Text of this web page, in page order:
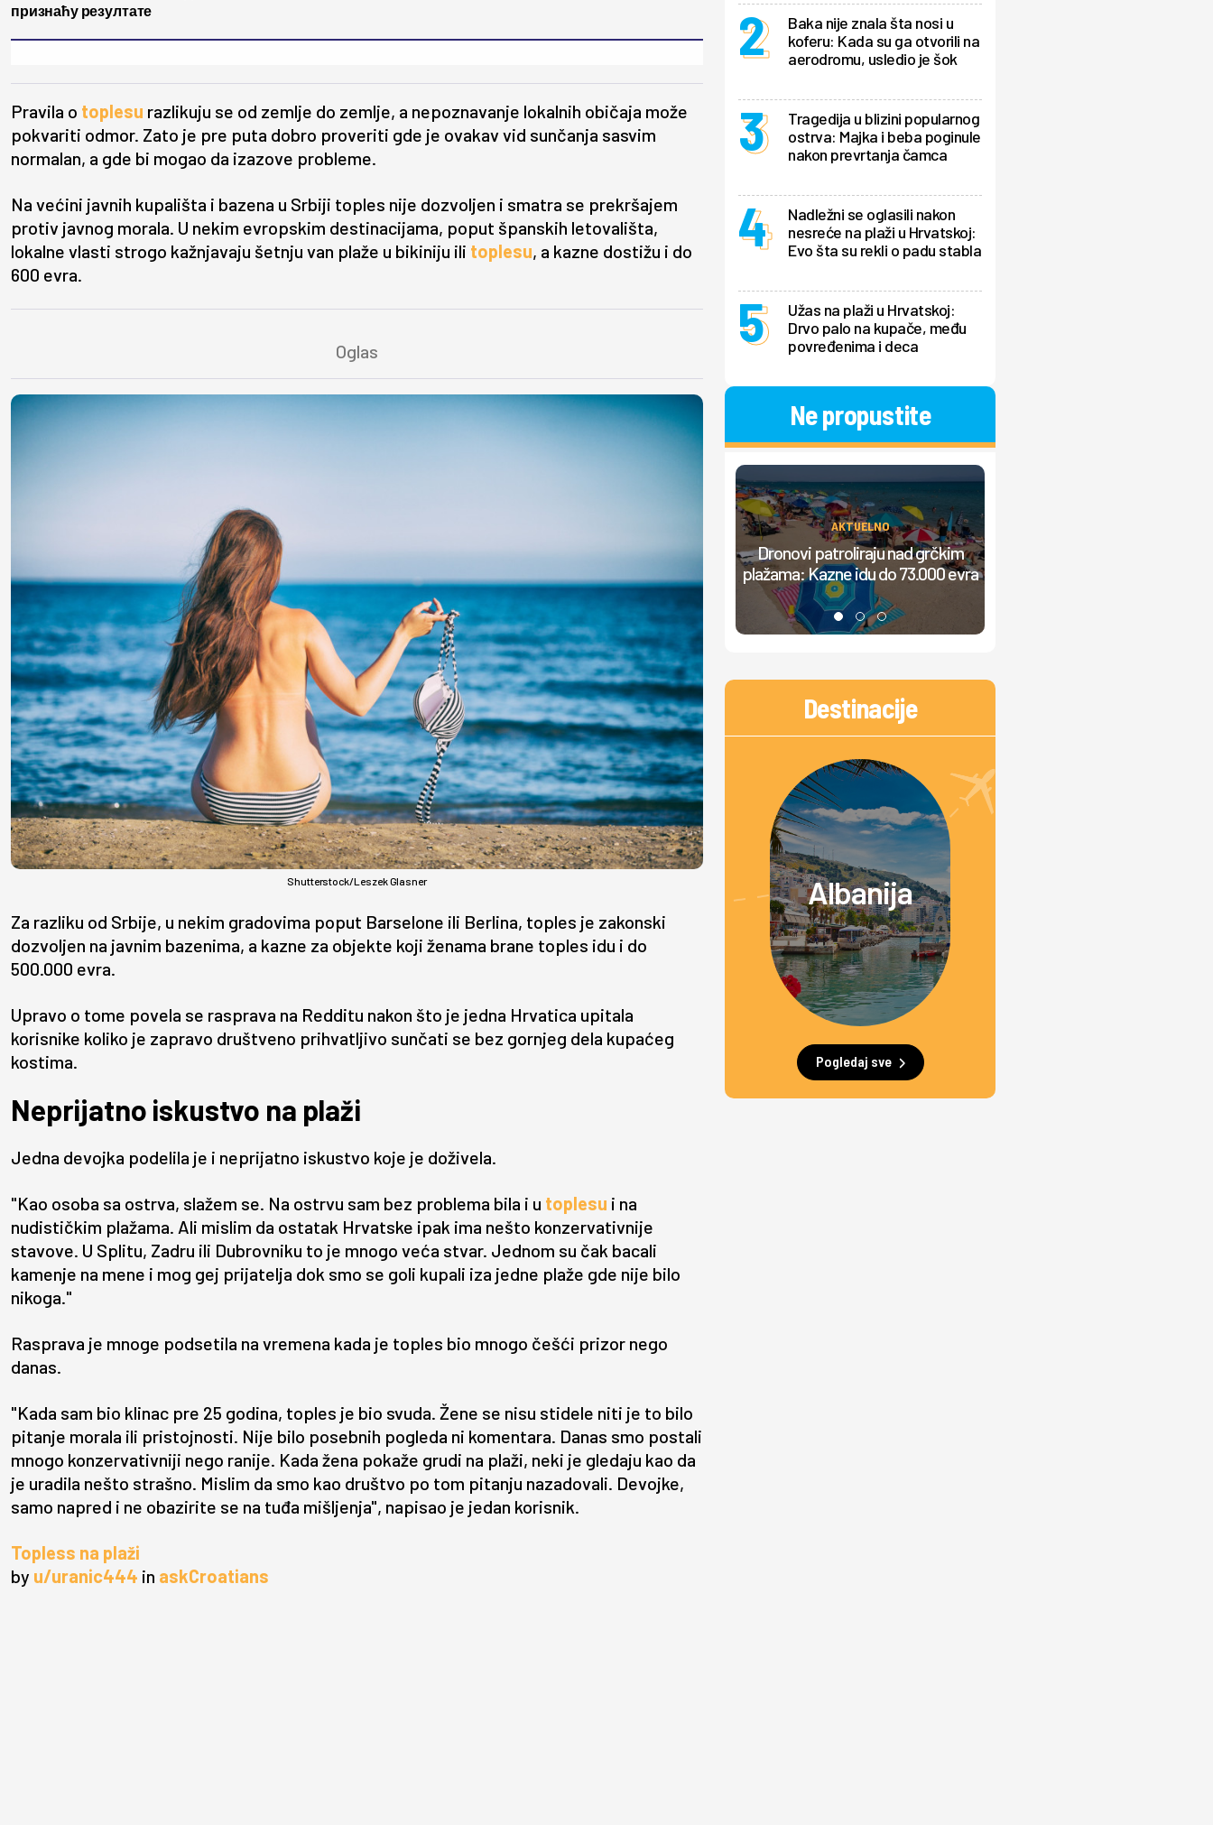
признаћу резултате
Pravila o toplesu razlikuju se od zemlje do zemlje, a nepoznavanje lokalnih običaja može
pokvariti odmor. Zato je pre puta dobro proveriti gde je ovakav vid sunčanja sasvim
normalan, a gde bi mogao da izazove probleme.
Na većini javnih kupališta i bazena u Srbiji toples nije dozvoljen i smatra se prekršajem
protiv javnog morala. U nekim evropskim destinacijama, poput španskih letovališta,
lokalne vlasti strogo kažnjavaju šetnju van plaže u bikiniju ili toplesu, a kazne dostižu i do
600 evra.
Shutterstock/Leszek Glasner
Za razliku od Srbije, u nekim gradovima poput Barselone ili Berlina, toples je zakonski
dozvoljen na javnim bazenima, a kazne za objekte koji ženama brane toples idu i do
500.000 evra.
Upravo o tome povela se rasprava na Redditu nakon što je jedna Hrvatica upitala
korisnike koliko je zapravo društveno prihvatljivo sunčati se bez gornjeg dela kupaćeg
kostima.
Neprijatno iskustvo na plaži
Jedna devojka podelila je i neprijatno iskustvo koje je doživela.
"Kao osoba sa ostrva, slažem se. Na ostrvu sam bez problema bila i u toplesu i na
nudističkim plažama. Ali mislim da ostatak Hrvatske ipak ima nešto konzervativnije
stavove. U Splitu, Zadru ili Dubrovniku to je mnogo veća stvar. Jednom su čak bacali
kamenje na mene i mog gej prijatelja dok smo se goli kupali iza jedne plaže gde nije bilo
nikoga."
Rasprava je mnoge podsetila na vremena kada je toples bio mnogo češći prizor nego
danas.
"Kada sam bio klinac pre 25 godina, toples je bio svuda. Žene se nisu stidele niti je to bilo
pitanje morala ili pristojnosti. Nije bilo posebnih pogleda ni komentara. Danas smo postali
mnogo konzervativniji nego ranije. Kada žena pokaže grudi na plaži, neki je gledaju kao da
je uradila nešto strašno. Mislim da smo kao društvo po tom pitanju nazadovali. Devojke,
samo napred i ne obazirite se na tuđa mišljenja", napisao je jedan korisnik.
Topless na plaži
by u/uranic444 in askCroatians
Baka nije znala šta nosi u
koferu: Kada su ga otvorili na
aerodromu, usledio je šok
Tragedija u blizini popularnog
ostrva: Majka i beba poginule
nakon prevrtanja čamca
Nadležni se oglasili nakon
nesreće na plaži u Hrvatskoj:
Evo šta su rekli o padu stabla
Užas na plaži u Hrvatskoj:
Drvo palo na kupače, među
povređenima i deca
Ne propustite
AKTUELNO
Dronovi patroliraju nad grčkim
plažama: Kazne idu do 73.000 evra
Destinacije
Albanija
Pogledaj sve